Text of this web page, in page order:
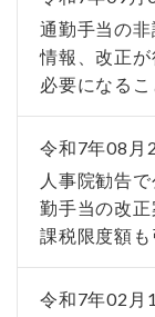
通勤手当の
情報、改正
必要になるこ
令和7年08月
人事院勧告
勤手当の改
課税限度額
令和7年02月